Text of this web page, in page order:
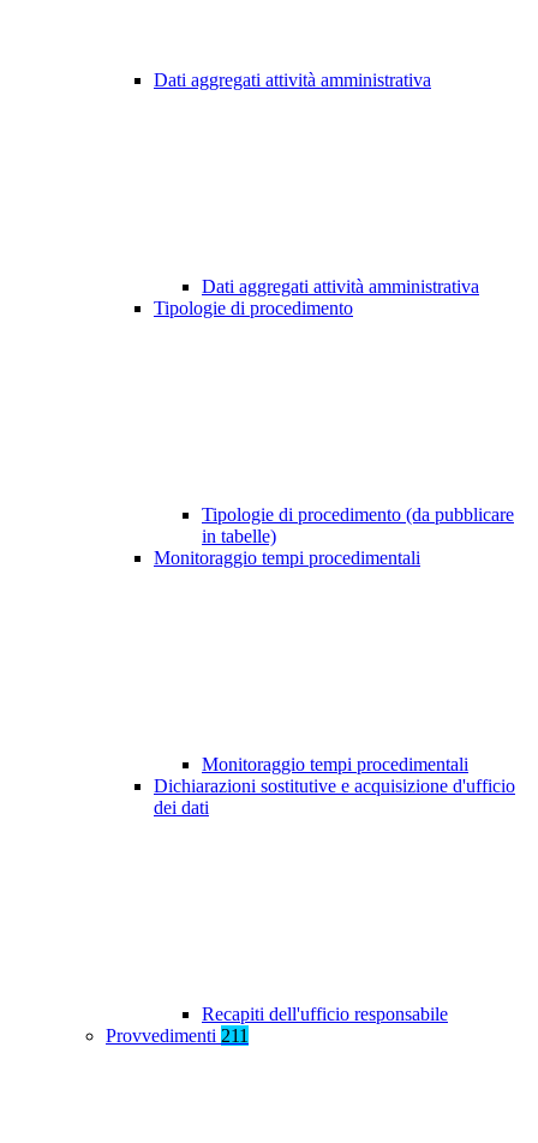
Dati aggregati attività amministrativa
Dati aggregati attività amministrativa
Tipologie di procedimento
Tipologie di procedimento (da pubblicare
in tabelle)
Monitoraggio tempi procedimentali
Monitoraggio tempi procedimentali
Dichiarazioni sostitutive e acquisizione d'ufficio
dei dati
Recapiti dell'ufficio responsabile
Provvedimenti 211